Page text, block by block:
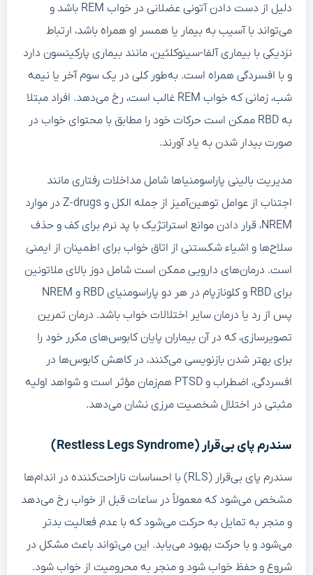
دلیل از دست دادن آتونی عضلانی در خواب REM باشد و
می‌تواند با آسیب به بیمار یا همسر او همراه باشد، ارتباط
نزدیکی با بیماری آلفا-سینوکلئین، مانند بیماری پارکینسون دارد
و با افسردگی همراه است. به‌طور کلی در یک سوم آخر یا نیمه
شب، زمانی که خواب REM غالب است، رخ می‌دهد. افراد مبتلا
به RBD ممکن است حرکات خود را مطابق با محتوای خواب در
صورت بیدار شدن به یاد آورند.
مدیریت بالینی پاراسومنیاها شامل مداخلات رفتاری مانند
اجتناب از عوامل توهین‌آمیز از جمله الکل و Z-drugs در موارد
NREM، قرار دادن موانع استراتژیک با پد نرم برای کف و حذف
سلاح‌ها و اشیاء شکستنی از اتاق خواب برای اطمینان از ایمنی
است. درمان‌های دارویی ممکن است شامل دوز بالای ملاتونین
برای RBD و کلونازپام در هر دو پاراسومنیای RBD و NREM
پس از رد یا درمان سایر اختلالات خواب باشد. درمان تمرین
تصویرسازی، که در آن بیماران پایان کابوس‌های مکرر خود را
برای بهتر شدن بازنویسی می‌کنند، در کاهش کابوس‌ها در
افسردگی، اضطراب و PTSD هم‌زمان مؤثر است و شواهد اولیه
مثبتی در اختلال شخصیت مرزی نشان می‌دهد.
سندرم پای بی‌قرار (Restless Legs Syndrome)
سندرم پای بی‌قرار (RLS) با احساسات ناراحت‌کننده در اندام‌ها
مشخص می‌شود که معمولاً در ساعات قبل از خواب رخ می‌دهد
و منجر به تمایل به حرکت می‌شود که با عدم فعالیت بدتر
می‌شود و با حرکت بهبود می‌یابد. این می‌تواند باعث مشکل در
شروع و حفظ خواب شود و منجر به محرومیت از خواب شود.